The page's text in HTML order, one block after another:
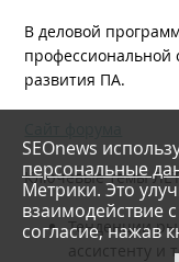
В деловой
профессиональной
развития ПА.
Ключевые темы
Тенденции
ассистенту и
SEOnews
персональные
Метрики. Это
взаимодействие
согласие, нажав